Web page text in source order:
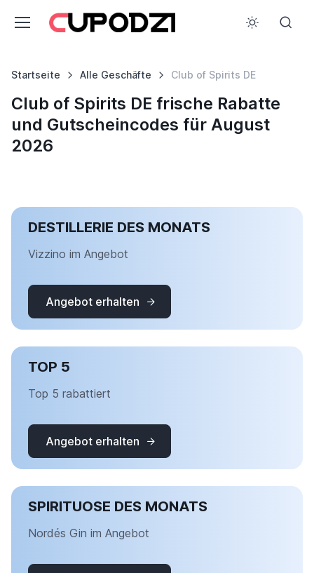
Startseite Alle Geschäfte Club of Spirits DE
Club of Spirits DE frische Rabatte
und Gutscheincodes für August
2026
DESTILLERIE DES MONATS
Vizzino im Angebot
Angebot erhalten
TOP 5
Top 5 rabattiert
Angebot erhalten
SPIRITUOSE DES MONATS
Nordés Gin im Angebot